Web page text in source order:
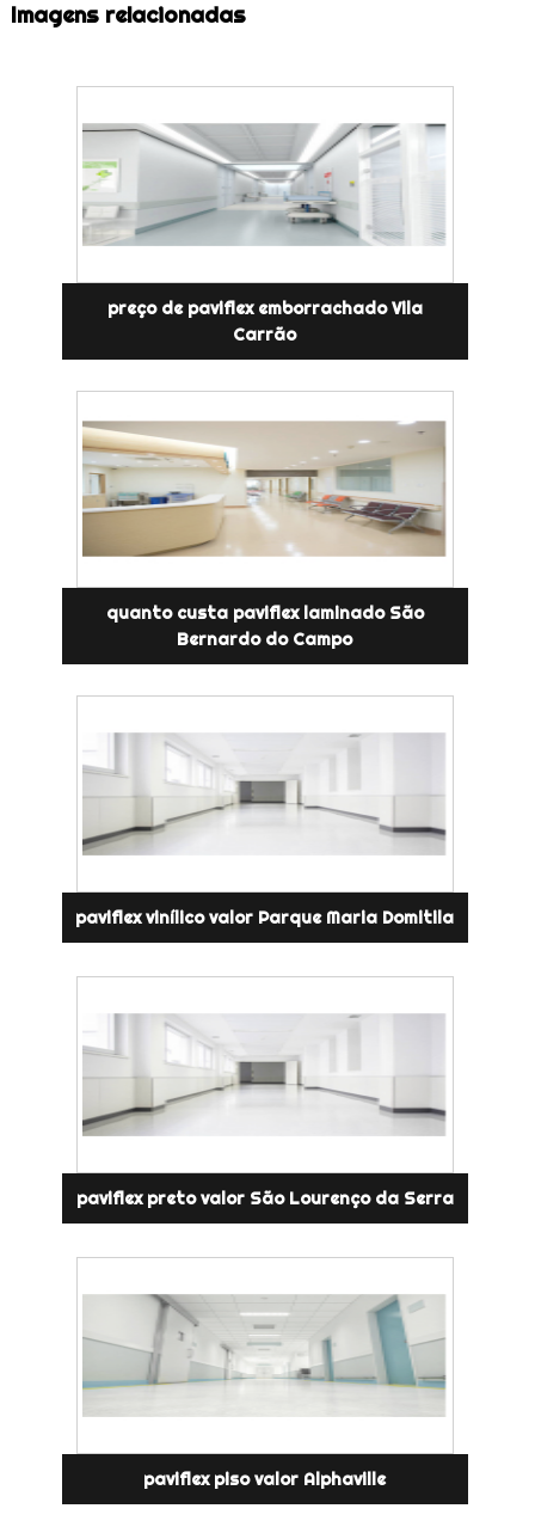
Imagens relacionadas
preço de paviflex emborrachado Vila
Carrão
quanto custa paviflex laminado São
Bernardo do Campo
paviflex vinílico valor Parque Maria Domitila
paviflex preto valor São Lourenço da Serra
paviflex piso valor Alphaville